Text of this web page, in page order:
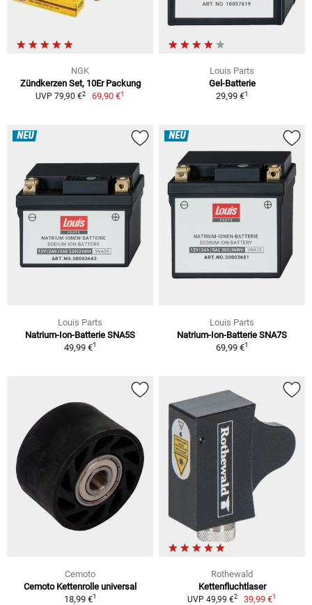
NGK
Zündkerzen Set, 10Er Packung
UVP 79,90 €2 69,90 €1
Louis Parts
Gel-Batterie
29,99 €1
NEU
Louis Parts
Natrium-Ion-Batterie SNA5S
49,99 €1
NEU
Louis Parts
Natrium-Ion-Batterie SNA7S
69,99 €1
Cemoto
Cemoto Kettenrolle universal
18,99 €1
Rothewald
Kettenfluchtlaser
UVP 49,99 €2 39,99 €1